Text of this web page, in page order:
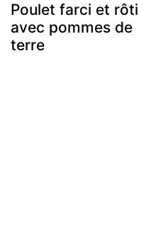
Poulet farci et rôti
avec pommes de
terre